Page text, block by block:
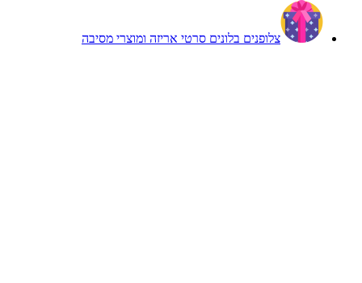
צלופנים בלונים סרטי אריזה ומוצרי מסיבה